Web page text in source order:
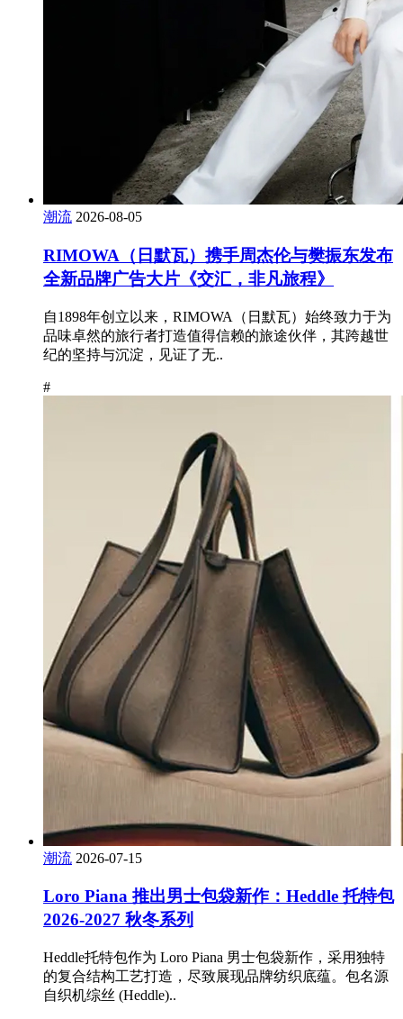
潮流 2026-08-05
RIMOWA（日默瓦）携手周杰伦与樊振东发布
全新品牌广告大片《交汇，非凡旅程》
自1898年创立以来，RIMOWA（日默瓦）始终致力于为
品味卓然的旅行者打造值得信赖的旅途伙伴，其跨越世
纪的坚持与沉淀，见证了无..
#
潮流 2026-07-15
Loro Piana 推出男士包袋新作：Heddle 托特包
2026-2027 秋冬系列
Heddle托特包作为 Loro Piana 男士包袋新作，采用独特
的复合结构工艺打造，尽致展现品牌纺织底蕴。包名源
自织机综丝 (Heddle)..